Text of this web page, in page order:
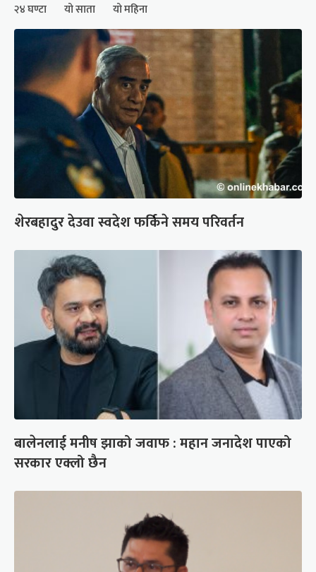
२४ घण्टा यो साता यो महिना
शेरबहादुर देउवा स्वदेश फर्किने समय परिवर्तन
बालेनलाई मनीष झाको जवाफ : महान जनादेश पाएको
सरकार एक्लो छैन